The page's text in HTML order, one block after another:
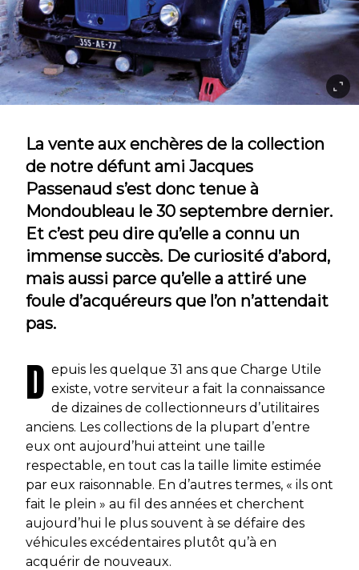
La vente aux enchères de la collection
de notre défunt ami Jacques
Passenaud s’est donc tenue à
Mondoubleau le 30 septembre dernier.
Et c’est peu dire qu’elle a connu un
immense succès. De curiosité d’abord,
mais aussi parce qu’elle a attiré une
foule d’acquéreurs que l’on n’attendait
pas.
D epuis les quelque 31 ans que Charge Utile
existe, votre serviteur a fait la connaissance
de dizaines de collectionneurs d’utilitaires
anciens. Les collections de la plupart d’entre
eux ont aujourd’hui atteint une taille
respectable, en tout cas la taille limite estimée
par eux raisonnable. En d’autres termes, « ils ont
fait le plein » au fil des années et cherchent
aujourd’hui le plus souvent à se défaire des
véhicules excédentaires plutôt qu’à en
acquérir de nouveaux.